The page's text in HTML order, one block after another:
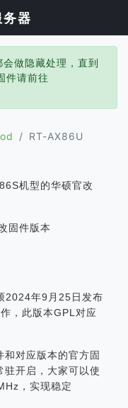
务器
会做隐藏处理，直到
件请前往
RT-AX86U
机型的华硕官改
固件版本
2024年9月25日发布
，此版本GPL对应
对应版本的官方固
开启，大家可以使
，实现稳定